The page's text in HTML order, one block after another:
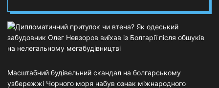
Невзоров виїхав із
Болгарії після
обшуків на
нелегальному
Масштабний будівельний скандал на болгарському
узбережжі Чорного моря набув ознак міжнародного